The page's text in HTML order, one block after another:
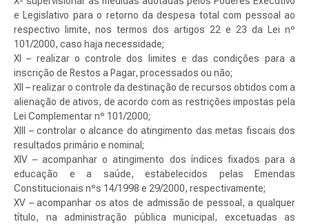
e Legislativo para o retorno da despesa total com pessoal ao
respectivo limite, nos termos dos artigos 22 e 23 da Lei nº
101/2000, caso haja necessidade;
XI – realizar o controle dos limites e das condições para a
inscrição de Restos a Pagar, processados ou não;
XII – realizar o controle da destinação de recursos obtidos com a
alienação de ativos, de acordo com as restrições impostas pela
Lei Complementar nº 101/2000;
XIII – controlar o alcance do atingimento das metas fiscais dos
resultados primário e nominal;
XIV – acompanhar o atingimento dos índices fixados para a
educação e a saúde, estabelecidos pelas Emendas
Constitucionais nºs 14/1998 e 29/2000, respectivamente;
XV – acompanhar os atos de admissão de pessoal, a qualquer
título, na administração pública municipal, excetuadas as